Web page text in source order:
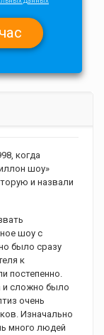
когда
шоу»
и назвали
шоу с
было сразу
к
постепенно.
и сложно было
очень
Изначально
много людей